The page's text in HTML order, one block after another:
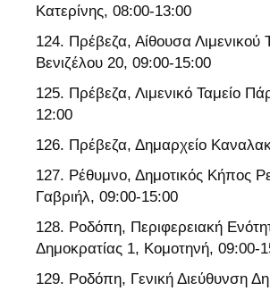
Κατερίνης, 08:00-13:00
Πρέβεζα, Αίθουσα Λιμενικού
Βενιζέλου 20, 09:00-15:00
Πρέβεζα, Λιμενικό Ταμείο
12:00
Πρέβεζα, Δημαρχείο
Ρέθυμνο, Δημοτικός Κήπος
Γαβριήλ, 09:00-15:00
Ροδόπη, Περιφερειακή
Δημοκρατίας 1, Κομοτηνή, 09:00-
Ροδόπη, Γενική Διεύθυνση